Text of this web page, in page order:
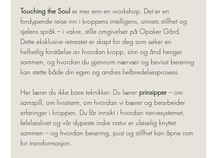
Touching the Soul er mer enn en workshop. Det er en
fordypende reise inn i kroppens intelligens, sinnets stillhet og
sjelens språk – i vakre, stille omgivelser på Opaker Gård.
Dette eksklusive retreatet er skapt for deg som søker en
helhetlig forståelse av hvordan kropp, sinn og ånd henger
sammen, og hvordan du gjennom nærvær og bevisst berøring
kan støtte både din egen og andres helbredelsesprosess.
Her lærer du ikke bare teknikker. Du lærer prinsipper – om
samspill, om livsstrøm, om hvordan vi bærer og bearbeider
erfaringer i kroppen. Du får innsikt i hvordan nervesystemet,
følelseslivet og vår dypeste indre natur er uløselig knyttet
sammen – og hvordan berøring, pust og stillhet kan åpne rom
for transformasjon.